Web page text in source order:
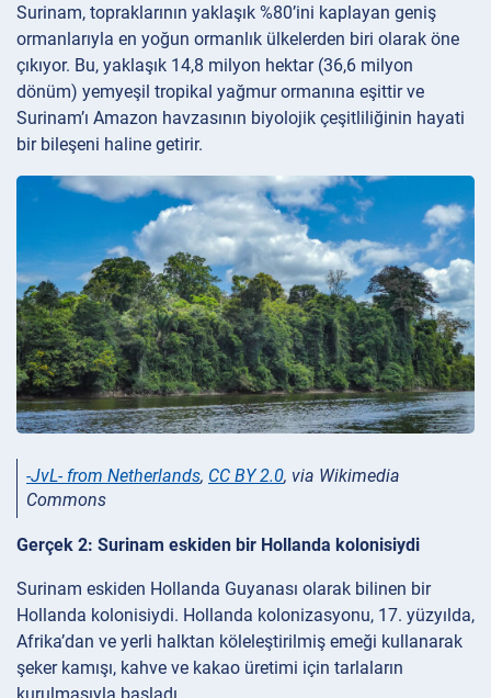
Surinam, topraklarının yaklaşık %80’ini kaplayan geniş
ormanlarıyla en yoğun ormanlık ülkelerden biri olarak öne
çıkıyor. Bu, yaklaşık 14,8 milyon hektar (36,6 milyon
dönüm) yemyeşil tropikal yağmur ormanına eşittir ve
Surinam’ı Amazon havzasının biyolojik çeşitliliğinin hayati
bir bileşeni haline getirir.
-JvL- from Netherlands, CC BY 2.0, via Wikimedia
Commons
Gerçek 2: Surinam eskiden bir Hollanda kolonisiydi
Surinam eskiden Hollanda Guyanası olarak bilinen bir
Hollanda kolonisiydi. Hollanda kolonizasyonu, 17. yüzyılda,
Afrika’dan ve yerli halktan köleleştirilmiş emeği kullanarak
şeker kamışı, kahve ve kakao üretimi için tarlaların